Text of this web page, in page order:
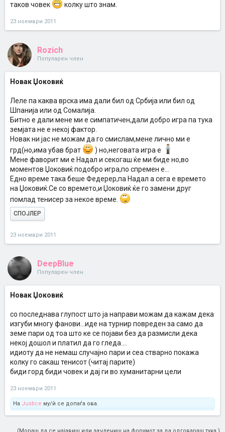
таков човек
колку што знам.
23 ноември 2011
Rozich
Популарен член
Новак Џоковиќ
Леле па каква врска има дали бил од Србија или бил од
Шпанија или од Сомалија.
Битно е дали мене ми е симпатичен,дали добро игра па тука
земјата не е некој фактор.
Новак ни јас не можам да го смислам,мене лично ми е
грд(но,има убав брат
) но,неговата игра е
Мене фаворит ми е Надал и секогаш ќе ми биде но,во
моментов Џоковиќ подобро игра,по спремен е...
Едно време така беше Федерер,па Надал а сега е времето
на Џоковиќ.Се со времето,и Џоковиќ ќе го замени друг
помлад тенисер за некое време.
СПОЈЛЕР
23 ноември 2011
DeepBlue
Популарен член
Новак Џоковиќ
со последнава глупост што ја направи можам да кажам дека
изгуби многу фанови...иде на турнир повреден за само да
земе пари од тоа што ке се појави без да размисли дека
некој дошол и платил да го гледа....
идиоту да не немаш случајно пари и сеа стварно покажа
колку го сакаш тенисот (читај парите)
биди горд биди човек и дај ги во хуманитарни цели
23 ноември 2011
На Justice му/ѝ се допаѓа ова.